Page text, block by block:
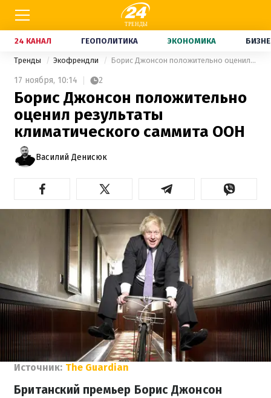
24 КАНАЛ ГЕОПОЛИТИКА ЭКОНОМИКА
Тренды Экофрендли Борис Джонсон положительно оценил результаты климатического саммита ООН
17 ноября, 10:14 2
Борис Джонсон положительно
оценил результаты
климатического саммита ООН
Василий Денисюк
Источник: The Guardian
Британский премьер Борис Джонсон